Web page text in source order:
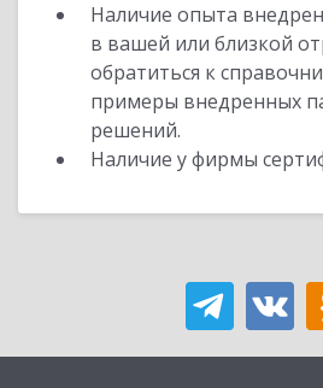
Наличие опыта
в вашей или близкой
обратиться к
примеры внедренных
решений.
Наличие у фирмы